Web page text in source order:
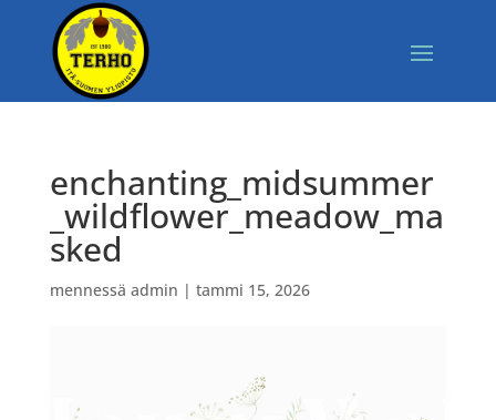
enchanting_midsummer
_wildflower_meadow_ma
sked
mennessä admin | tammi 15, 2026